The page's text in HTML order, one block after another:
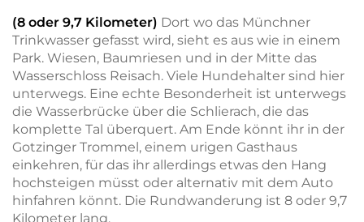
(8 oder 9,7 Kilometer) Dort wo das Münchner
Trinkwasser gefasst wird, sieht es aus wie in einem
Park. Wiesen, Baumriesen und in der Mitte das
Wasserschloss Reisach. Viele Hundehalter sind hier
unterwegs. Eine echte Besonderheit ist unterwegs
die Wasserbrücke über die Schlierach, die das
komplette Tal überquert. Am Ende könnt ihr in der
Gotzinger Trommel, einem urigen Gasthaus
einkehren, für das ihr allerdings etwas den Hang
hochsteigen müsst oder alternativ mit dem Auto
hinfahren könnt. Die Rundwanderung ist 8 oder 9,7
Kilometer lang.